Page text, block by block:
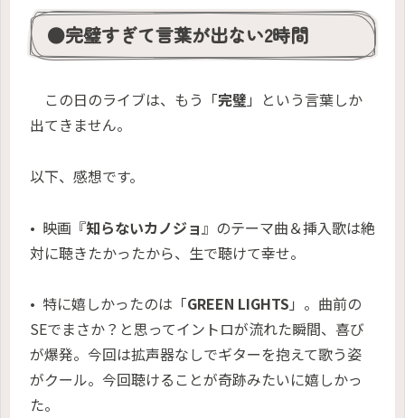
●完璧すぎて言葉が出ない2時間
この日のライブは、もう「完璧 」という言葉しか
出てきません。
以下、感想です。
• 映画『知らないカノジョ 』のテーマ曲＆挿入歌は絶
対に聴きたかったから、生で聴けて幸せ。
• 特に嬉しかったのは「GREEN LIGHTS 」。曲前の
SEでまさか？と思ってイントロが流れた瞬間、喜び
が爆発。今回は拡声器なしでギターを抱えて歌う姿
がクール。今回聴けることが奇跡みたいに嬉しかっ
た。